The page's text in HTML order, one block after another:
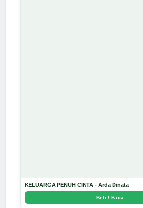
KELUARGA PENUH CINTA - Arda Dinata
Beli / Baca